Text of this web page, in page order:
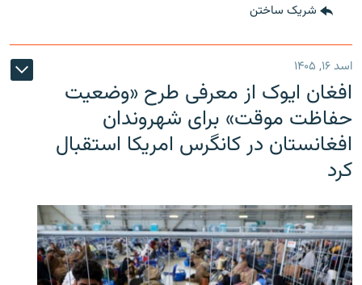
شریک ساختن
اسد ۱۶, ۱۴۰۵
افغان ایوک از معرفی طرح «وضعیت
حفاظت موقت» برای شهروندان
افغانستان در کانگرس امریکا استقبال
کرد